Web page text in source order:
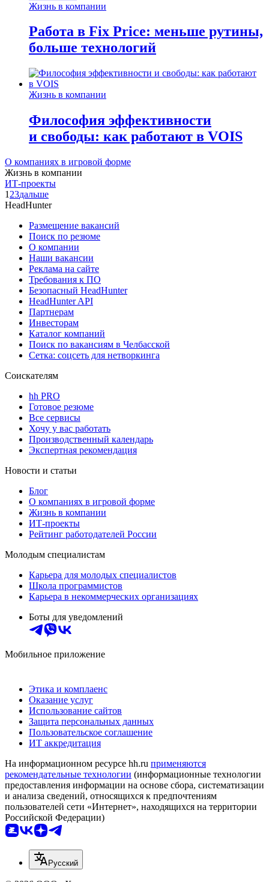
Жизнь в компании
Работа в Fix Price: меньше рутины,
больше технологий
Жизнь в компании
Философия эффективности
и свободы: как работают в VOIS
О компаниях в игровой форме
Жизнь в компании
ИТ-проекты
1 23дальше
HeadHunter
Размещение вакансий
Поиск по резюме
О компании
Наши вакансии
Реклама на сайте
Требования к ПО
Безопасный HeadHunter
HeadHunter API
Партнерам
Инвесторам
Каталог компаний
Поиск по вакансиям в Челбасской
Сетка: соцсеть для нетворкинга
Соискателям
hh PRO
Готовое резюме
Все сервисы
Хочу у вас работать
Производственный календарь
Экспертная рекомендация
Новости и статьи
Блог
О компаниях в игровой форме
Жизнь в компании
ИТ-проекты
Рейтинг работодателей России
Молодым специалистам
Карьера для молодых специалистов
Школа программистов
Карьера в некоммерческих организациях
Боты для уведомлений
Мобильное приложение
Этика и комплаенс
Оказание услуг
Использование сайтов
Защита персональных данных
Пользовательское соглашение
ИТ аккредитация
На информационном ресурсе hh.ru применяются
рекомендательные технологии (информационные технологии
предоставления информации на основе сбора, систематизации
и анализа сведений, относящихся к предпочтениям
пользователей сети «Интернет», находящихся на территории
Российской Федерации)
Русский